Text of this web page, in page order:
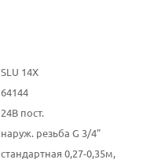
SLU 14X
64144
24В пост.
наруж. резьба G 3/4"
стандартная 0,27-0,35м,